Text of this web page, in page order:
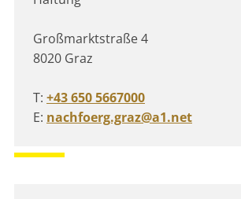
Großmarktstraße 4
8020 Graz
T: +43 650 5667000
E: nachfoerg.graz@a1.net